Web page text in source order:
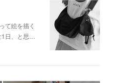
て絵を描く
日、と思…